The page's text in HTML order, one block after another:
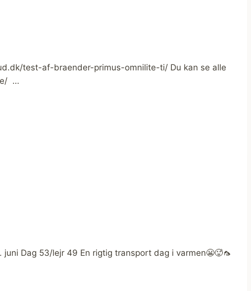
test-af-braender-primus-omnilite-ti/ Du kan se alle
…
Dag 53/lejr 49 En rigtig transport dag i varmen😬🥵🦟